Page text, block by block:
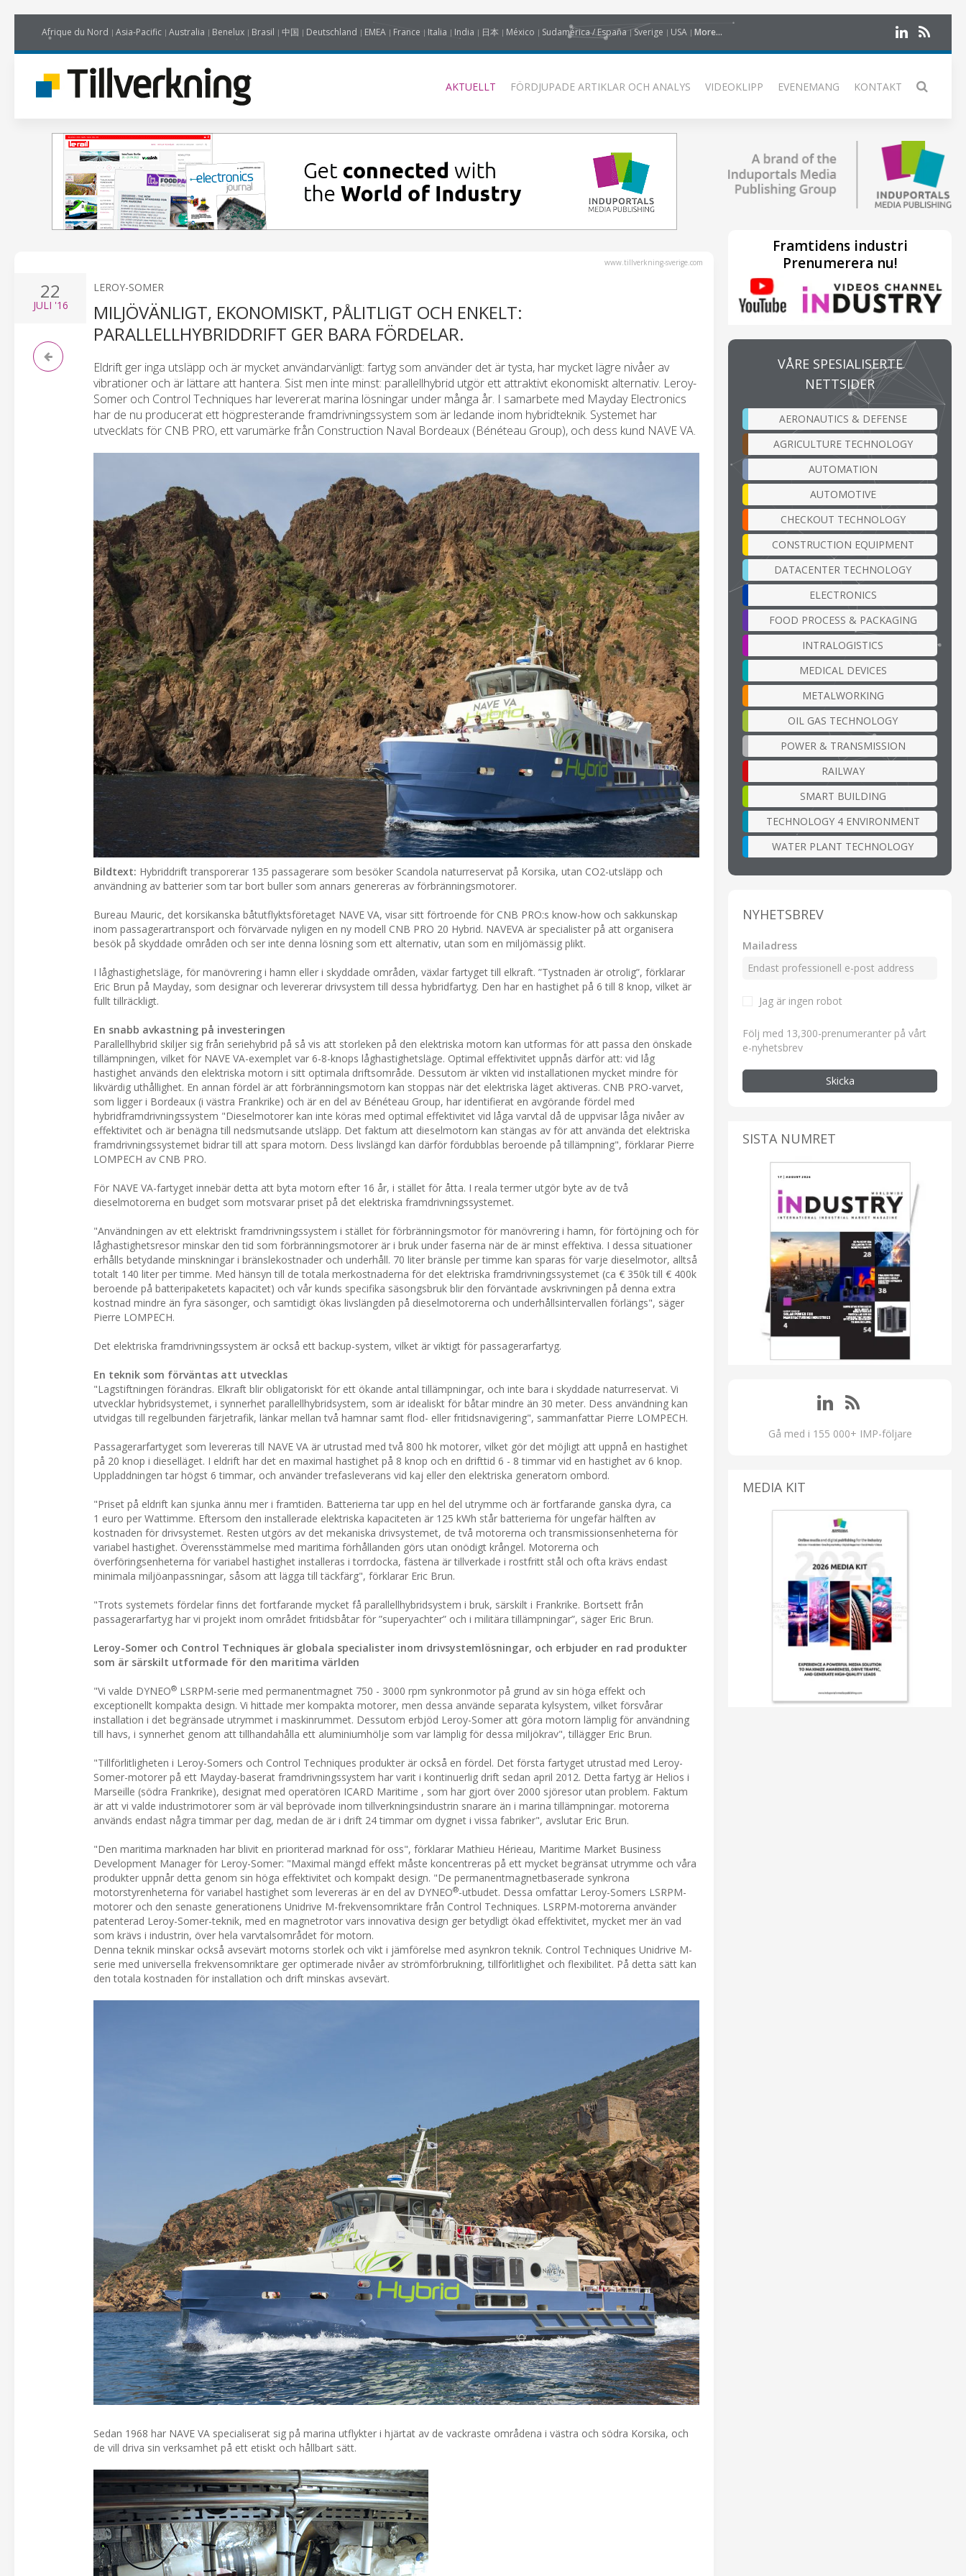
Afrique du Nord Asia-Pacific Australia Benelux Brasil 中国 Deutschland EMEA France Italia India 日本 México Sudamérica / España Sverige USA More...
AKTUELLT FÖRDJUPADE ARTIKLAR OCH ANALYS VIDEOKLIPP EVENEMANG KONTAKT
www.tillverkning-sverige.com
22
JULI '16
LEROY-SOMER
MILJÖVÄNLIGT, EKONOMISKT, PÅLITLIGT OCH ENKELT:
PARALLELLHYBRIDDRIFT GER BARA FÖRDELAR.
Eldrift ger inga utsläpp och är mycket användarvänligt: fartyg som använder det är tysta, har mycket lägre nivåer av
vibrationer och är lättare att hantera. Sist men inte minst: parallellhybrid utgör ett attraktivt ekonomiskt alternativ. Leroy-
Somer och Control Techniques har levererat marina lösningar under många år. I samarbete med Mayday Electronics
har de nu producerat ett högpresterande framdrivningssystem som är ledande inom hybridteknik. Systemet har
utvecklats för CNB PRO, ett varumärke från Construction Naval Bordeaux (Bénéteau Group), och dess kund NAVE VA.
Bildtext: Hybriddrift transporerar 135 passagerare som besöker Scandola naturreservat på Korsika, utan CO2-utsläpp och
användning av batterier som tar bort buller som annars genereras av förbränningsmotorer.
Bureau Mauric, det korsikanska båtutflyktsföretaget NAVE VA, visar sitt förtroende för CNB PRO:s know-how och sakkunskap
inom passagerartransport och förvärvade nyligen en ny modell CNB PRO 20 Hybrid. NAVEVA är specialister på att organisera
besök på skyddade områden och ser inte denna lösning som ett alternativ, utan som en miljömässig plikt.
I låghastighetsläge, för manövrering i hamn eller i skyddade områden, växlar fartyget till elkraft. ”Tystnaden är otrolig”, förklarar
Eric Brun på Mayday, som designar och levererar drivsystem till dessa hybridfartyg. Den har en hastighet på 6 till 8 knop, vilket är
fullt tillräckligt.
En snabb avkastning på investeringen
Parallellhybrid skiljer sig från seriehybrid på så vis att storleken på den elektriska motorn kan utformas för att passa den önskade
tillämpningen, vilket för NAVE VA-exemplet var 6-8-knops låghastighetsläge. Optimal effektivitet uppnås därför att: vid låg
hastighet används den elektriska motorn i sitt optimala driftsområde. Dessutom är vikten vid installationen mycket mindre för
likvärdig uthållighet. En annan fördel är att förbränningsmotorn kan stoppas när det elektriska läget aktiveras. CNB PRO-varvet,
som ligger i Bordeaux (i västra Frankrike) och är en del av Bénéteau Group, har identifierat en avgörande fördel med
hybridframdrivningssystem "Dieselmotorer kan inte köras med optimal effektivitet vid låga varvtal då de uppvisar låga nivåer av
effektivitet och är benägna till nedsmutsande utsläpp. Det faktum att dieselmotorn kan stängas av för att använda det elektriska
framdrivningssystemet bidrar till att spara motorn. Dess livslängd kan därför fördubblas beroende på tillämpning", förklarar Pierre
LOMPECH av CNB PRO.
För NAVE VA-fartyget innebär detta att byta motorn efter 16 år, i stället för åtta. I reala termer utgör byte av de två
dieselmotorerna en budget som motsvarar priset på det elektriska framdrivningssystemet.
"Användningen av ett elektriskt framdrivningssystem i stället för förbränningsmotor för manövrering i hamn, för förtöjning och för
låghastighetsresor minskar den tid som förbränningsmotorer är i bruk under faserna när de är minst effektiva. I dessa situationer
erhålls betydande minskningar i bränslekostnader och underhåll. 70 liter bränsle per timme kan sparas för varje dieselmotor, alltså
totalt 140 liter per timme. Med hänsyn till de totala merkostnaderna för det elektriska framdrivningssystemet (ca € 350k till € 400k
beroende på batteripaketets kapacitet) och vår kunds specifika säsongsbruk blir den förväntade avskrivningen på denna extra
kostnad mindre än fyra säsonger, och samtidigt ökas livslängden på dieselmotorerna och underhållsintervallen förlängs", säger
Pierre LOMPECH.
Det elektriska framdrivningssystem är också ett backup-system, vilket är viktigt för passagerarfartyg.
En teknik som förväntas att utvecklas
"Lagstiftningen förändras. Elkraft blir obligatoriskt för ett ökande antal tillämpningar, och inte bara i skyddade naturreservat. Vi
utvecklar hybridsystemet, i synnerhet parallellhybridsystem, som är idealiskt för båtar mindre än 30 meter. Dess användning kan
utvidgas till regelbunden färjetrafik, länkar mellan två hamnar samt flod- eller fritidsnavigering", sammanfattar Pierre LOMPECH.
Passagerarfartyget som levereras till NAVE VA är utrustad med två 800 hk motorer, vilket gör det möjligt att uppnå en hastighet
på 20 knop i dieselläget. I eldrift har det en maximal hastighet på 8 knop och en drifttid 6 - 8 timmar vid en hastighet av 6 knop.
Uppladdningen tar högst 6 timmar, och använder trefasleverans vid kaj eller den elektriska generatorn ombord.
"Priset på eldrift kan sjunka ännu mer i framtiden. Batterierna tar upp en hel del utrymme och är fortfarande ganska dyra, ca
1 euro per Wattimme. Eftersom den installerade elektriska kapaciteten är 125 kWh står batterierna för ungefär hälften av
kostnaden för drivsystemet. Resten utgörs av det mekaniska drivsystemet, de två motorerna och transmissionsenheterna för
variabel hastighet. Överensstämmelse med maritima förhållanden görs utan onödigt krångel. Motorerna och
överföringsenheterna för variabel hastighet installeras i torrdocka, fästena är tillverkade i rostfritt stål och ofta krävs endast
minimala miljöanpassningar, såsom att lägga till täckfärg", förklarar Eric Brun.
"Trots systemets fördelar finns det fortfarande mycket få parallellhybridsystem i bruk, särskilt i Frankrike. Bortsett från
passagerarfartyg har vi projekt inom området fritidsbåtar för ”superyachter” och i militära tillämpningar”, säger Eric Brun.
Leroy-Somer och Control Techniques är globala specialister inom drivsystemlösningar, och erbjuder en rad produkter
som är särskilt utformade för den maritima världen
"Vi valde DYNEO® LSRPM-serie med permanentmagnet 750 - 3000 rpm synkronmotor på grund av sin höga effekt och
exceptionellt kompakta design. Vi hittade mer kompakta motorer, men dessa använde separata kylsystem, vilket försvårar
installation i det begränsade utrymmet i maskinrummet. Dessutom erbjöd Leroy-Somer att göra motorn lämplig för användning
till havs, i synnerhet genom att tillhandahålla ett aluminiumhölje som var lämplig för dessa miljökrav", tillägger Eric Brun.
"Tillförlitligheten i Leroy-Somers och Control Techniques produkter är också en fördel. Det första fartyget utrustad med Leroy-
Somer-motorer på ett Mayday-baserat framdrivningssystem har varit i kontinuerlig drift sedan april 2012. Detta fartyg är Helios i
Marseille (södra Frankrike), designat med operatören ICARD Maritime , som har gjort över 2000 sjöresor utan problem. Faktum
är att vi valde industrimotorer som är väl beprövade inom tillverkningsindustrin snarare än i marina tillämpningar. motorerna
används endast några timmar per dag, medan de är i drift 24 timmar om dygnet i vissa fabriker", avslutar Eric Brun.
"Den maritima marknaden har blivit en prioriterad marknad för oss", förklarar Mathieu Hérieau, Maritime Market Business
Development Manager för Leroy-Somer: "Maximal mängd effekt måste koncentreras på ett mycket begränsat utrymme och våra
produkter uppnår detta genom sin höga effektivitet och kompakt design. "De permanentmagnetbaserade synkrona
motorstyrenheterna för variabel hastighet som levereras är en del av DYNEO®-utbudet. Dessa omfattar Leroy-Somers LSRPM-
motorer och den senaste generationens Unidrive M-frekvensomriktare från Control Techniques. LSRPM-motorerna använder
patenterad Leroy-Somer-teknik, med en magnetrotor vars innovativa design ger betydligt ökad effektivitet, mycket mer än vad
som krävs i industrin, över hela varvtalsområdet för motorn.
Denna teknik minskar också avsevärt motorns storlek och vikt i jämförelse med asynkron teknik. Control Techniques Unidrive M-
serie med universella frekvensomriktare ger optimerade nivåer av strömförbrukning, tillförlitlighet och flexibilitet. På detta sätt kan
den totala kostnaden för installation och drift minskas avsevärt.
Sedan 1968 har NAVE VA specialiserat sig på marina utflykter i hjärtat av de vackraste områdena i västra och södra Korsika, och
de vill driva sin verksamhet på ett etiskt och hållbart sätt.
Framtidens industri
Prenumerera nu!
VÅRE SPESIALISERTE
NETTSIDER
AERONAUTICS & DEFENSE
AGRICULTURE TECHNOLOGY
AUTOMATION
AUTOMOTIVE
CHECKOUT TECHNOLOGY
CONSTRUCTION EQUIPMENT
DATACENTER TECHNOLOGY
ELECTRONICS
FOOD PROCESS & PACKAGING
INTRALOGISTICS
MEDICAL DEVICES
METALWORKING
OIL GAS TECHNOLOGY
POWER & TRANSMISSION
RAILWAY
SMART BUILDING
TECHNOLOGY 4 ENVIRONMENT
WATER PLANT TECHNOLOGY
NYHETSBREV
Mailadress
Jag är ingen robot
Följ med 13,300-prenumeranter på vårt
e-nyhetsbrev
Skicka
SISTA NUMRET
Gå med i 155 000+ IMP-följare
MEDIA KIT